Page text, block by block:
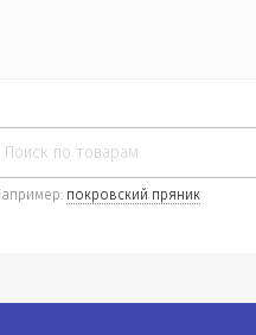
покровский пряник